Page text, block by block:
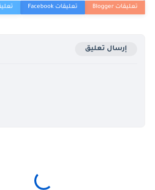
إرسال تعليق